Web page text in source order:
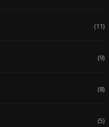
(11)
(9)
(8)
(5)